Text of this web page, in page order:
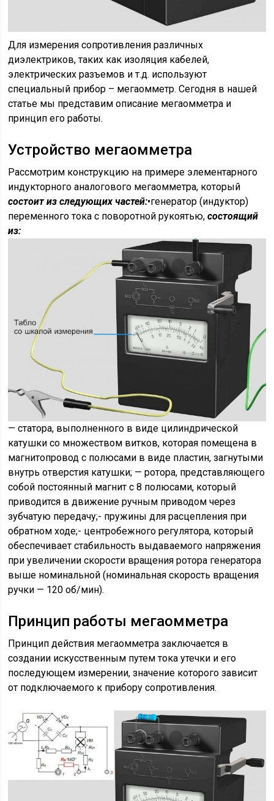
Для измерения сопротивления различных
диэлектриков, таких как изоляция кабелей,
электрических разъемов и т.д. используют
специальный прибор – мегаомметр. Сегодня в нашей
статье мы представим описание мегаомметра и
принцип его работы.
Устройство мегаомметра
Рассмотрим конструкцию на примере элементарного
индукторного аналогового мегаомметра, который
состоит из следующих частей:•генератор (индуктор)
переменного тока с поворотной рукоятью,состоящий
из:
— статора, выполненного в виде цилиндрической
катушки со множеством витков, которая помещена в
магнитопровод с полюсами в виде пластин, загнутыми
внутрь отверстия катушки; — ротора, представляющего
собой постоянный магнит с 8 полюсами, который
приводится в движение ручным приводом через
зубчатую передачу;- пружины для расцепления при
обратном ходе;- центробежного регулятора, который
обеспечивает стабильность выдаваемого напряжения
при увеличении скорости вращения ротора генератора
выше номинальной (номинальная скорость вращения
ручки — 120 об/мин).
Принцип работы мегаомметра
Принцип действия мегаомметра заключается в
создании искусственным путем тока утечки и его
последующем измерении, значение которого зависит
от подключаемого к прибору сопротивления.